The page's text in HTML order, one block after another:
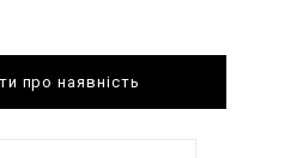
про наявність